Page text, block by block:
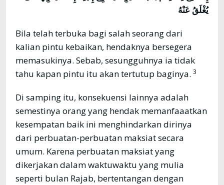
يُغْلَقُ عَنْهُ
Bila telah terbuka bagi salah seorang dari
kalian pintu kebaikan, hendaknya bersegera
memasukinya. Sebab, sesungguhnya ia tidak
tahu kapan pintu itu akan tertutup baginya. 3
Di samping itu, konsekuensi lainnya adalah
semestinya orang yang hendak memanfaaatkan
kesempatan baik ini menghindarkan dirinya
dari perbuatan-perbuatan maksiat secara
umum. Karena perbuatan maksiat yang
dikerjakan dalam waktuwaktu yang mulia
seperti bulan Rajab, bertentangan dengan